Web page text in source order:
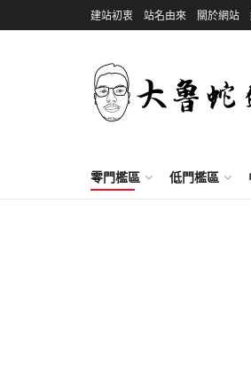
建站初衷 站名由來 關於網站
零門檻區 低門檻區